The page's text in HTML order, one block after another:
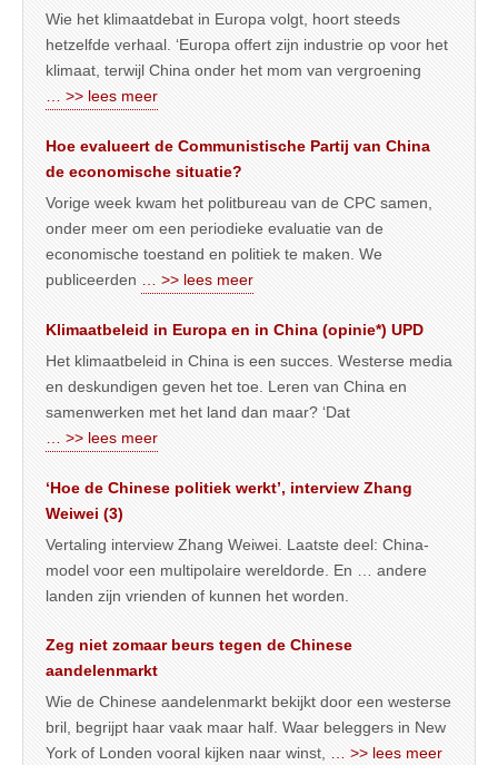
Wie het klimaatdebat in Europa volgt, hoort steeds
hetzelfde verhaal. ‘Europa offert zijn industrie op voor het
klimaat, terwijl China onder het mom van vergroening
… >> lees meer
Hoe evalueert de Communistische Partij van China
de economische situatie?
Vorige week kwam het politbureau van de CPC samen,
onder meer om een periodieke evaluatie van de
economische toestand en politiek te maken. We
publiceerden
… >> lees meer
Klimaatbeleid in Europa en in China (opinie*) UPD
Het klimaatbeleid in China is een succes. Westerse media
en deskundigen geven het toe. Leren van China en
samenwerken met het land dan maar? ‘Dat
… >> lees meer
‘Hoe de Chinese politiek werkt’, interview Zhang
Weiwei (3)
Vertaling interview Zhang Weiwei. Laatste deel: China-
model voor een multipolaire wereldorde. En … andere
landen zijn vrienden of kunnen het worden.
Zeg niet zomaar beurs tegen de Chinese
aandelenmarkt
Wie de Chinese aandelenmarkt bekijkt door een westerse
bril, begrijpt haar vaak maar half. Waar beleggers in New
York of Londen vooral kijken naar winst,
… >> lees meer